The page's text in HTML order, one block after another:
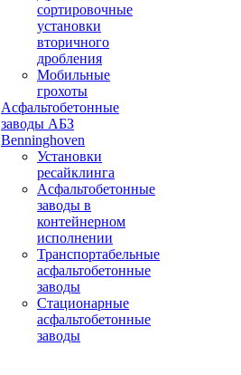
сортировочные
установки
вторичного
дробления
Мобильные
грохоты
Асфальтобетонные
заводы АБЗ
Benninghoven
Установки
ресайклинга
Асфальтобетонные
заводы в
контейнерном
исполнении
Транспортабельные
асфальтобетонные
заводы
Стационарные
асфальтобетонные
заводы